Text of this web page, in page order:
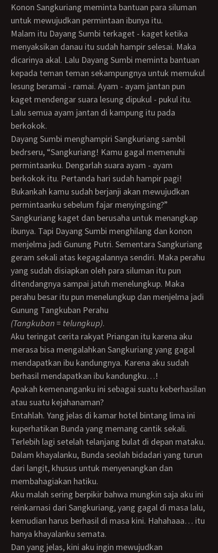
Konon Sangkuriang meminta bantuan para siluman
untuk mewujudkan permintaan ibunya itu.
Malam itu Dayang Sumbi terkaget - kaget ketika
menyaksikan danau itu sudah hampir selesai. Maka
dicarinya akal. Lalu Dayang Sumbi meminta bantuan
kepada teman teman sekampungnya untuk memukul
lesung beramai - ramai. Ayam - ayam jantan pun
kaget mendengar suara lesung dipukul - pukul itu.
Lalu semua ayam jantan di kampung itu pada
berkokok.
Dayang Sumbi menghampiri Sangkuriang sambil
bedrseru, “Sangkuriang! Kamu gagal memenuhi
permintaanku. Dengarlah suara ayam - ayam
berkokok itu. Pertanda hari sudah hampir pagi!
Bukankah kamu sudah berjanji akan mewujudkan
permintaanku sebelum fajar menyingsing?”
Sangkuriang kaget dan berusaha untuk menangkap
ibunya. Tapi Dayang Sumbi menghilang dan konon
menjelma jadi Gunung Putri. Sementara Sangkuriang
geram sekali atas kegagalannya sendiri. Maka perahu
yang sudah disiapkan oleh para siluman itu pun
ditendangnya sampai jatuh menelungkup. Maka
perahu besar itu pun menelungkup dan menjelma jadi
Gunung Tangkuban Perahu
(tangkuban = telungkup).
Aku teringat cerita rakyat Priangan itu karena aku
merasa bisa mengalahkan Sangkuriang yang gagal
mendapatkan ibu kandungnya. Karena aku sudah
berhasil mendapatkan ibu kandungku…!
Apakah kemenanganku ini sebagai suatu keberhasilan
atau suatu kejahanaman?
Entahlah. Yang jelas di kamar hotel bintang lima ini
kuperhatikan Bunda yang memang cantik sekali.
Terlebih lagi setelah telanjang bulat di depan mataku.
Dalam khayalanku, Bunda seolah bidadari yang turun
dari langit, khusus untuk menyenangkan dan
membahagiakan hatiku.
Aku malah sering berpikir bahwa mungkin saja aku ini
reinkarnasi dari Sangkuriang, yang gagal di masa lalu,
kemudian harus berhasil di masa kini. Hahahaaa… itu
hanya khayalanku semata.
Dan yang jelas, kini aku ingin mewujudkan